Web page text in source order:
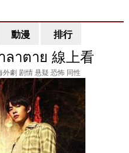
動漫 排行
ลาตาย 線上看
劇 剧情 悬疑 恐怖 同性